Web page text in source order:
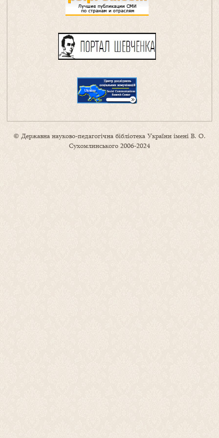
© Державна науково-педагогічна бібліотека України імені В. О.
Сухомлинського 2006-2024